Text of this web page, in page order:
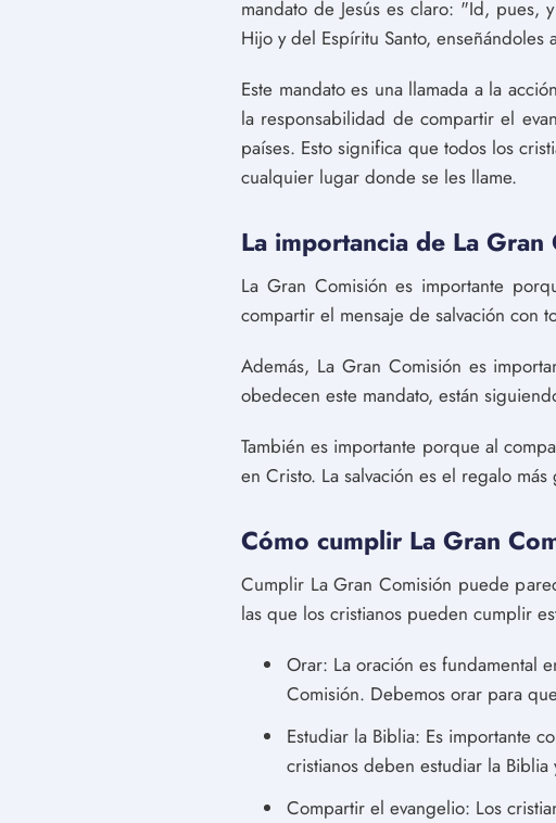
mandato de Jesús es claro: "Id, pues,
Hijo y del Espíritu Santo,
Este mandato es una llamada a la
la responsabilidad de compartir el
países. Esto significa que todos los
cualquier lugar donde se les llame.
La importancia de La Gran
La Gran Comisión es importante
compartir el mensaje de salvación con
Además, La Gran Comisión es
obedecen este mandato, están
También es importante porque al
en Cristo. La salvación es el regalo
Cómo cumplir La Gran
Cumplir La Gran Comisión puede
las que los cristianos pueden cumplir
Orar: La oración es fundamental
Comisión. Debemos orar para
Estudiar la Biblia: Es importante
cristianos deben estudiar la
Compartir el evangelio: Los